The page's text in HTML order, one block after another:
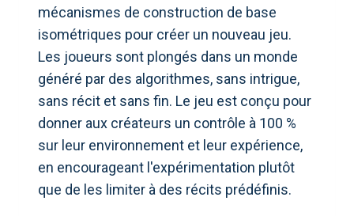
mécanismes de construction de base
isométriques pour créer un nouveau jeu.
Les joueurs sont plongés dans un monde
généré par des algorithmes, sans intrigue,
sans récit et sans fin. Le jeu est conçu pour
donner aux créateurs un contrôle à 100 %
sur leur environnement et leur expérience,
en encourageant l'expérimentation plutôt
que de les limiter à des récits prédéfinis.